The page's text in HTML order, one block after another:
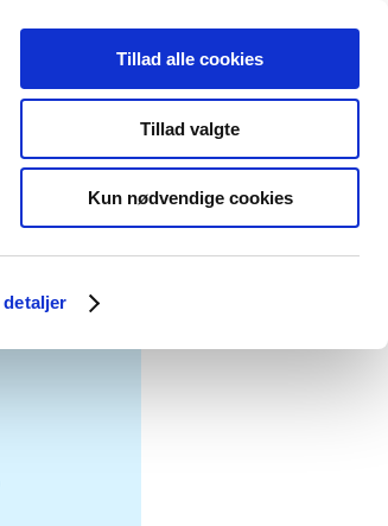
detaljer
Tillad alle cookies
Tillad valgte
Kun nødvendige cookies